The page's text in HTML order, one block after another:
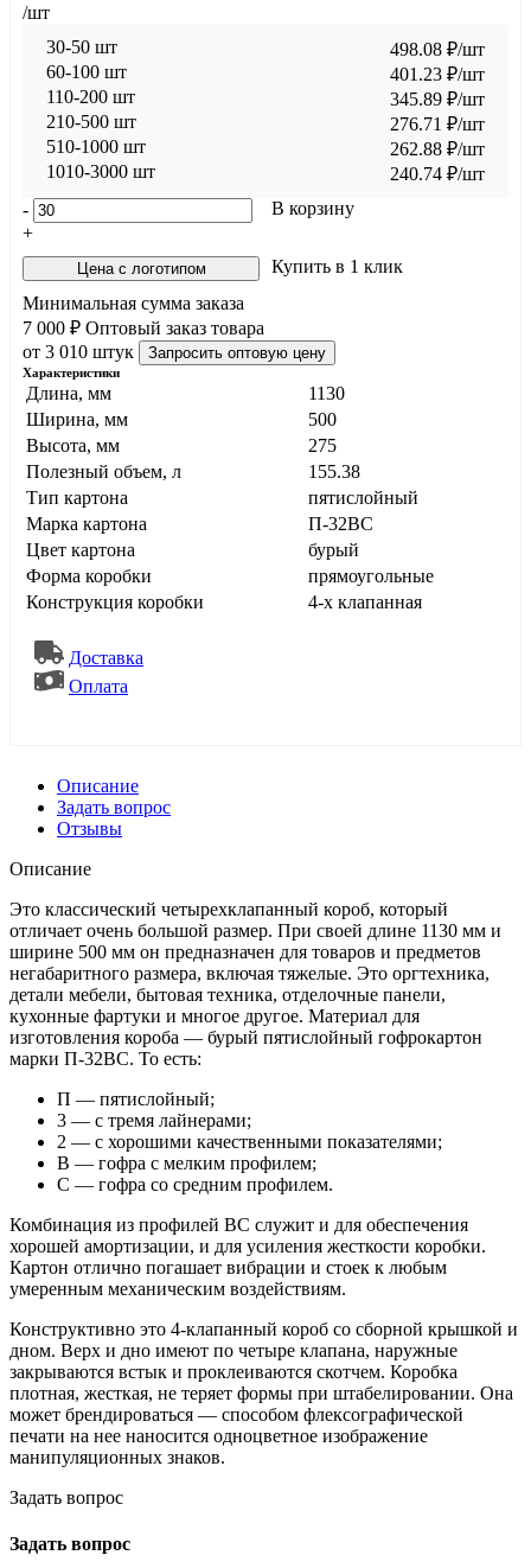
Характеристики
Длина, мм
1130
Ширина, мм
500
Высота, мм
275
Полезный объем, л
155.38
Тип картона
пятислойный
Марка картона
П-32ВС
Цвет картона
бурый
Форма коробки
прямоугольные
Конструкция коробки
4-х клапанная
Доставка
Оплата
/шт
30-50 шт
498.08 ₽/шт
60-100 шт
401.23 ₽/шт
110-200 шт
345.89 ₽/шт
210-500 шт
276.71 ₽/шт
510-1000 шт
262.88 ₽/шт
1010-3000 шт
240.74 ₽/шт
-
+
В корзину
Цена с логотипом
Купить в 1 клик
Минимальная сумма заказа
7 000 ₽ Оптовый заказ товара
от 3 010 штук
Запросить оптовую цену
Описание
Задать вопрос
Отзывы
Описание
Это классический четырехклапанный короб, который
отличает очень большой размер. При своей длине 1130 мм и
ширине 500 мм он предназначен для товаров и предметов
негабаритного размера, включая тяжелые. Это оргтехника,
детали мебели, бытовая техника, отделочные панели,
кухонные фартуки и многое другое. Материал для
изготовления короба — бурый пятислойный гофрокартон
марки П-32ВС. То есть:
П — пятислойный;
3 — с тремя лайнерами;
2 — с хорошими качественными показателями;
В — гофра с мелким профилем;
С — гофра со средним профилем.
Комбинация из профилей ВС служит и для обеспечения
хорошей амортизации, и для усиления жесткости коробки.
Картон отлично погашает вибрации и стоек к любым
умеренным механическим воздействиям.
Конструктивно это 4-клапанный короб со сборной крышкой и
дном. Верх и дно имеют по четыре клапана, наружные
закрываются встык и проклеиваются скотчем. Коробка
плотная, жесткая, не теряет формы при штабелировании. Она
может брендироваться — способом флексографической
печати на нее наносится одноцветное изображение
манипуляционных знаков.
Задать вопрос
Задать вопрос